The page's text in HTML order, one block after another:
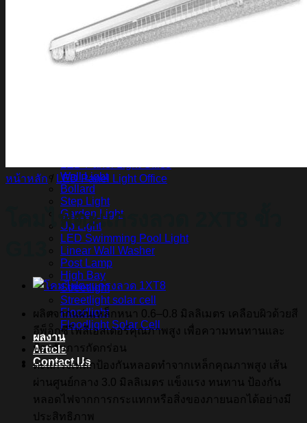
DOWNLIGHT AR111
Downlight LED COB
DOWNLIGHT GU10 MR16 MR11
หลอดไฟ LED
หลอดไฟ LED MEGAMAN
Wall Light
Bollard
Step Light
Garden Light
Up Light
LED Swimming Pool Light
Linear Wall Washer
Post Lamp
High Bay
Streetlight
Streetlight solar cell
Floodlight
Floodlight Solar Cell
ผลงาน
Article
Contact Us
หน้าหลัก / LED Panel Light Office
โคมไฟตะแกรงลวด 2XT8 ขั้ว
ผลิตจากแผ่นเหล็กหนา 0.6–0.8 มิลลิเมตร เคลือบผิวด้วยสี
อีพ็อกซีโพลีเอสเตอร์คุณภาพสูง เพื่อความทนทานและ
ป้องกันการกัดกร่อน
ตะแกรงเหล็กป้องกันหลอดทำจากเหล็กคุณภาพสูง เส้น
ผ่านศูนย์กลาง 3.0 มิลลิเมตร แข็งแรง ทนทาน ป้องกัน
หลอดไฟจากการกระแทกหรือสิ่งของภายนอกได้อย่างมี
ประสิทธิภาพ